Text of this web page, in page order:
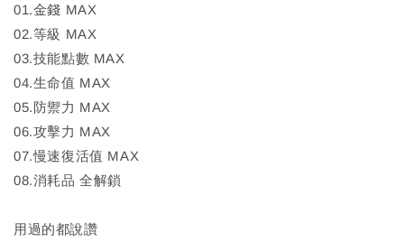
01.金錢 MAX
02.等級 MAX
03.技能點數 MAX
04.生命值 MAX
05.防禦力 MAX
06.攻擊力 MAX
07.慢速復活值 MAX
08.消耗品 全解鎖
用過的都說讚